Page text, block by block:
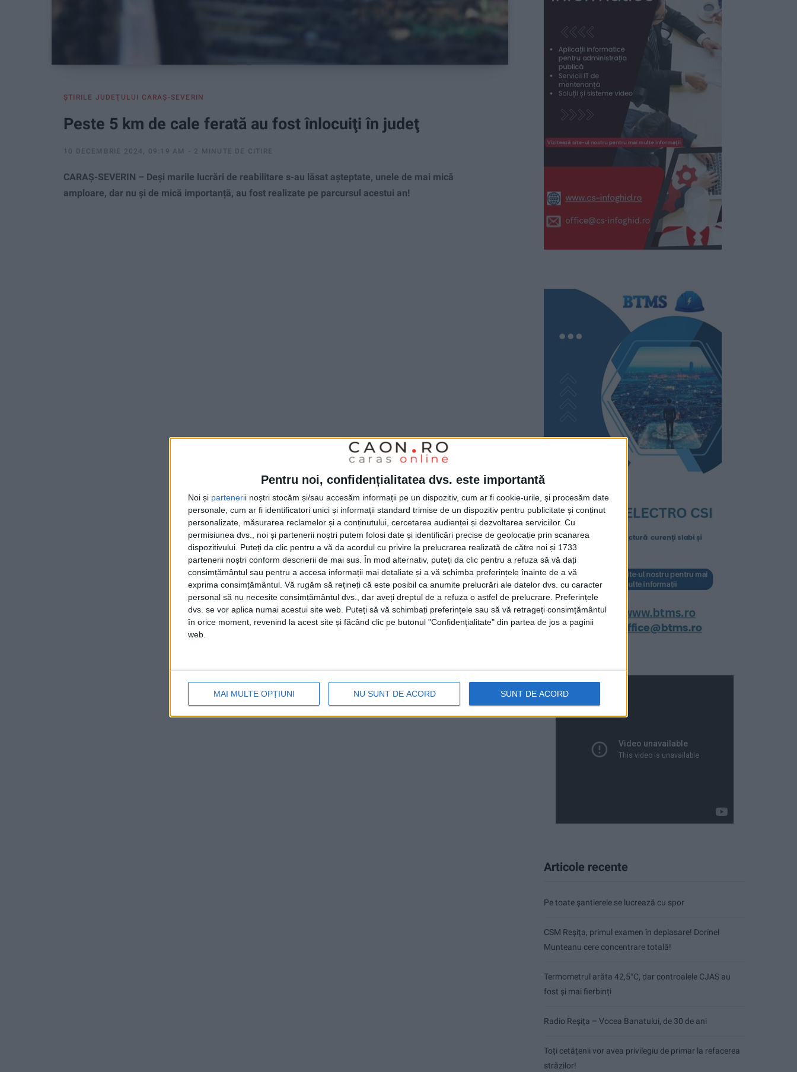
Pentru noi, confidențialitatea dvs. este importantă
Noi și partenerii noștri stocăm și/sau accesăm informații pe un dispozitiv, cum ar fi cookie-urile, și procesăm date
personale, cum ar fi identificatori unici și informații standard trimise de un dispozitiv pentru publicitate și conținut
personalizate, măsurarea reclamelor și a conținutului, cercetarea audienței și dezvoltarea serviciilor. Cu
permisiunea dvs., noi și partenerii noștri putem folosi date și identificări precise de geolocație prin scanarea
dispozitivului. Puteți da clic pentru a vă da acordul cu privire la prelucrarea realizată de către noi și 1733
partenerii noștri conform descrierii de mai sus. În mod alternativ, puteți da clic pentru a refuza să vă dați
consimțământul sau pentru a accesa informații mai detaliate și a vă schimba preferințele înainte de a vă
exprima consimțământul. Vă rugăm să rețineți că este posibil ca anumite prelucrări ale datelor dvs. cu caracter
personal să nu necesite consimțământul dvs., dar aveți dreptul de a refuza o astfel de prelucrare. Preferințele
dvs. se vor aplica numai acestui site web. Puteți să vă schimbați preferințele sau să vă retrageți consimțământul
în orice moment, revenind la acest site și făcând clic pe butonul "Confidențialitate" din partea de jos a paginii
web.
MAI MULTE OPȚIUNI NU SUNT DE ACORD SUNT DE ACORD
ŞTIRILE JUDEŢULUI CARAŞ-SEVERIN
Peste 5 km de cale ferată au fost înlocuiţi în judeţ
10 DECEMBRIE 2024, 09:19 AM 2 MINUTE DE CITIRE
CARAȘ-SEVERIN – Deși marile lucrări de reabilitare s-au lăsat așteptate, unele de mai mică
amploare, dar nu și de mică importanță, au fost realizate pe parcursul acestui an!
Articole recente
Pe toate șantierele se lucrează cu spor
CSM Reșița, primul examen în deplasare! Dorinel
Munteanu cere concentrare totală!
Termometrul arăta 42,5°C, dar controalele CJAS au
fost și mai fierbinți
Radio Reșița – Vocea Banatului, de 30 de ani
Toți cetățenii vor avea privilegiu de primar la refacerea
străzilor!